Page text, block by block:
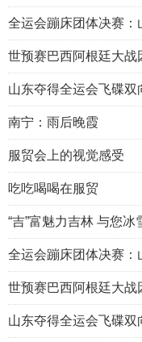
全运会蹦床团体决赛
世预赛巴西阿根廷大
山东夺得全运会飞碟双
南宁：雨后晚霞
服贸会上的视觉感受
吃吃喝喝在服贸
“吉”富魅力吉林 与您冰
全运会蹦床团体决赛
世预赛巴西阿根廷大
山东夺得全运会飞碟双